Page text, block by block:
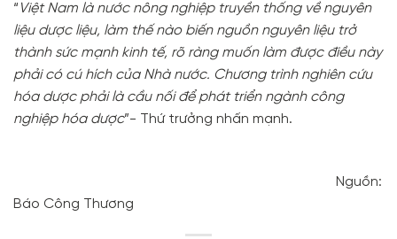
“ Việt Nam là nước nông nghiệp truyền thống về nguyên
liệu dược liệu, làm thế nào biến nguồn nguyên liệu trở
thành sức mạnh kinh tế, rõ ràng muốn làm được điều này
phải có cú hích của Nhà nước. Chương trình nghiên cứu
hóa dược phải là cầu nối để phát triển ngành công
nghiệp hóa dược”- Thứ trưởng nhấn mạnh.
Nguồn:
Báo Công Thương